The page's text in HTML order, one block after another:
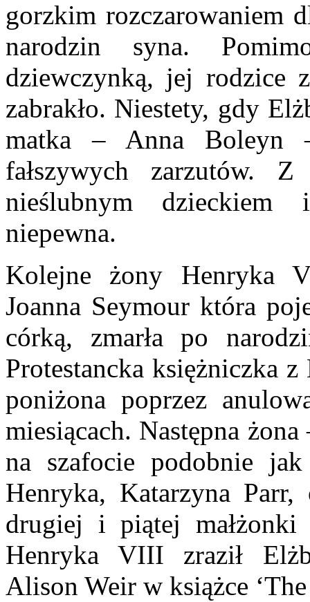
gorzkim rozczarowaniem
narodzin syna.
dziewczynką, jej rodzice
zabrakło. Niestety, gdy
matka – Anna Boleyn
fałszywych zarzutów.
nieślubnym dzieckiem
niepewna.
Kolejne żony Henryka
Joanna Seymour która
córką, zmarła po
Protestancka księżniczka
poniżona poprzez
miesiącach. Następna
na szafocie podobnie
Henryka, Katarzyna
drugiej i piątej
Henryka VIII zraził
Alison Weir w książce